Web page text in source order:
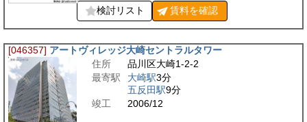
検討リスト 賃料を確認
[046357] アートヴィレッジ大崎セントラルタワー
住所
品川区大崎1-2-2
最寄駅
大崎駅3分
五反田駅9分
竣工
2006/12